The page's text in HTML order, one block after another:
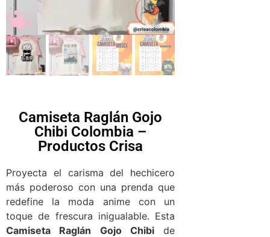
Camiseta Raglán Gojo
Chibi Colombia –
Productos Crisa
Proyecta el carisma del hechicero
más poderoso con una prenda que
redefine la moda anime con un
toque de frescura inigualable. Esta
Camiseta Raglán Gojo Chibide